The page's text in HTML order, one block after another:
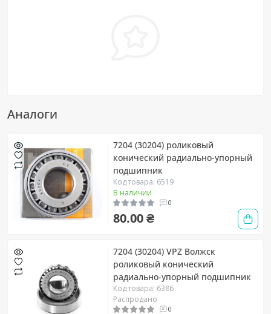
Аналоги
7204 (30204) роликовый
конический радиально-упорный
подшипник
Код товара: 6519
В наличии
0
80.00 ₴
7204 (30204) VPZ Волжск
роликовый конический
радиально-упорный подшипник
Код товара: 6386
Распродано
0